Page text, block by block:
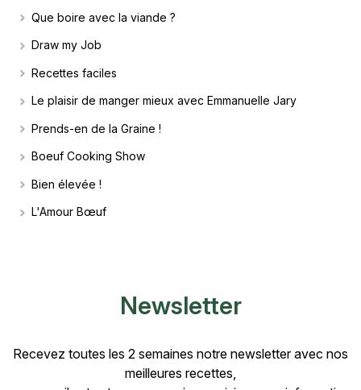
Que boire avec la viande ?
Draw my Job
Recettes faciles
Le plaisir de manger mieux avec Emmanuelle Jary
Prends-en de la Graine !
Boeuf Cooking Show
Bien élevée !
L'Amour Bœuf
Newsletter
Recevez toutes les 2 semaines notre newsletter avec nos
meilleures recettes,